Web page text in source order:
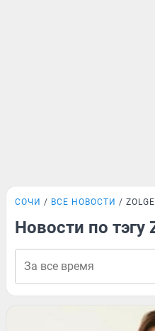
СОЧИ ВСЕ НОВОСТИ
Новости по тэгу